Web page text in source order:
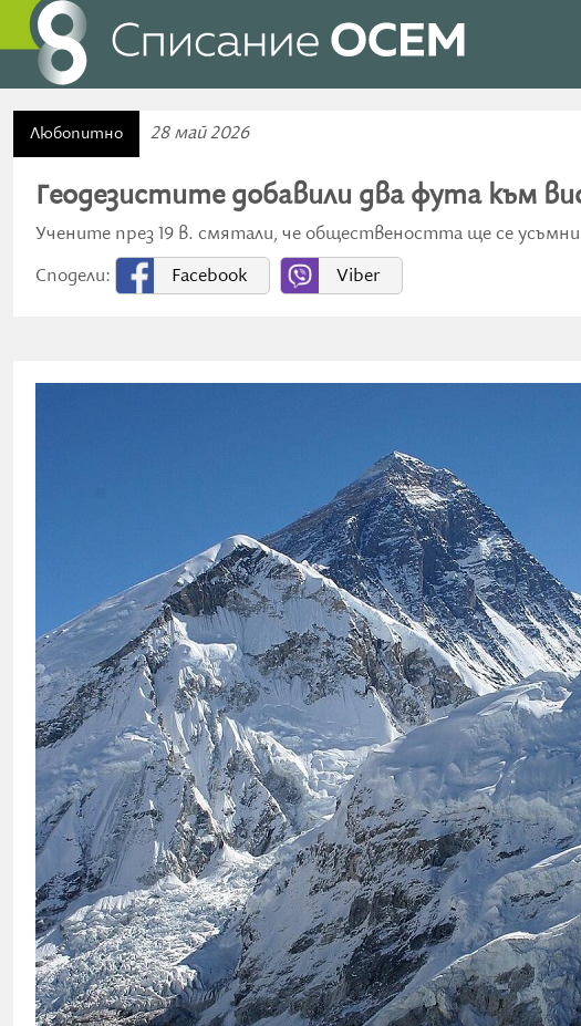
Любопитно 28 май 2026
Геодезистите добавили два фута към
Учените през 19 в. смятали, че обществеността ще се
Сподели:
Facebook Viber